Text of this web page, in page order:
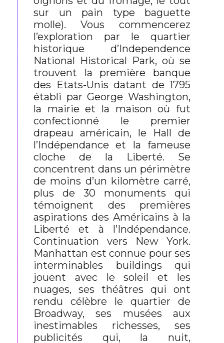
sur un pain type baguette
molle). Vous commencerez
l’exploration par le quartier
historique d’Independence
National Historical Park, où se
trouvent la première banque
des Etats-Unis datant de 1795
établi par George Washington,
la mairie et la maison où fut
confectionné le premier
drapeau américain, le Hall de
l’Indépendance et la fameuse
cloche de la Liberté. Se
concentrent dans un périmètre
de moins d’un kilomètre carré,
plus de 30 monuments qui
témoignent des premières
aspirations des Américains à la
Liberté et à l’Indépendance.
Continuation vers New York.
Manhattan est connue pour ses
interminables buildings qui
jouent avec le soleil et les
nuages, ses théâtres qui ont
rendu célèbre le quartier de
Broadway, ses musées aux
inestimables richesses, ses
publicités qui, la nuit,